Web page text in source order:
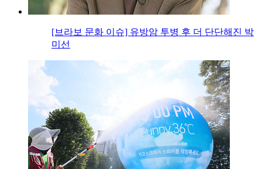
[브라보 문화 이슈] 유방암 투병 후 더 단단해진 박
미선